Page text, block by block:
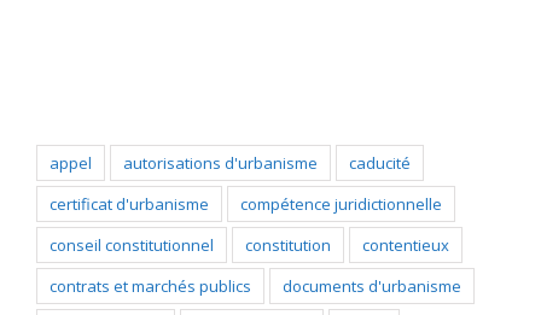
appel autorisations d'urbanisme
caducité
certificat d'urbanisme
compétence juridictionnelle
conseil constitutionnel
constitution
contentieux
contrats et marchés publics
documents d'urbanisme